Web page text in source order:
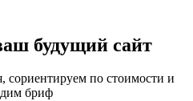
будущий сайт
по стоимости и
бриф